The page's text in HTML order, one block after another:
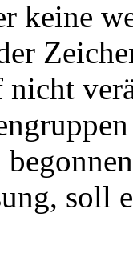
keine
soll